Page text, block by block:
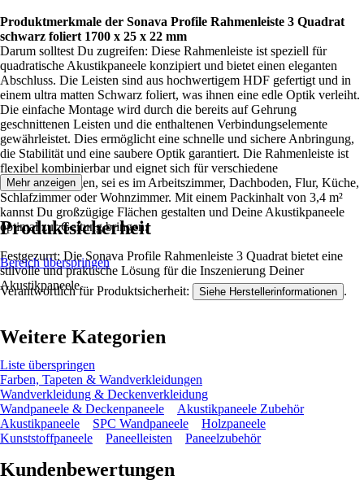
Produktmerkmale der Sonava Profile Rahmenleiste 3 Quadrat
schwarz foliert 1700 x 25 x 22 mm
Darum solltest Du zugreifen: Diese Rahmenleiste ist speziell für
quadratische Akustikpaneele konzipiert und bietet einen eleganten
Abschluss. Die Leisten sind aus hochwertigem HDF gefertigt und in
einem ultra matten Schwarz foliert, was ihnen eine edle Optik verleiht.
Die einfache Montage wird durch die bereits auf Gehrung
geschnittenen Leisten und die enthaltenen Verbindungselemente
gewährleistet. Dies ermöglicht eine schnelle und sichere Anbringung,
die Stabilität und eine saubere Optik garantiert. Die Rahmenleiste ist
flexibel kombinierbar und eignet sich für verschiedene
Raumgestaltungen, sei es im Arbeitszimmer, Dachboden, Flur, Küche,
Schlafzimmer oder Wohnzimmer. Mit einem Packinhalt von 3,4 m²
kannst Du großzügige Flächen gestalten und Deine Akustikpaneele
optimal zur Geltung bringen.
Festgezurrt: Die Sonava Profile Rahmenleiste 3 Quadrat bietet eine
stilvolle und praktische Lösung für die Inszenierung Deiner
Akustikpaneele.
Mehr anzeigen
Produktsicherheit
Bereich überspringen
Verantwortlich für Produktsicherheit: Siehe Herstellerinformationen .
Weitere Kategorien
Liste überspringen
Farben, Tapeten & Wandverkleidungen
Wandverkleidung & Deckenverkleidung
Wandpaneele & Deckenpaneele
Akustikpaneele Zubehör
Akustikpaneele
SPC Wandpaneele
Holzpaneele
Kunststoffpaneele
Paneelleisten Paneelzubehör
Kundenbewertungen